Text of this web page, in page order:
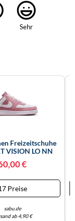
Sehr
Freizeitschuhe
VISION LO NN
- 40.5
€
Preise
sabu.de
ab 4,90 €